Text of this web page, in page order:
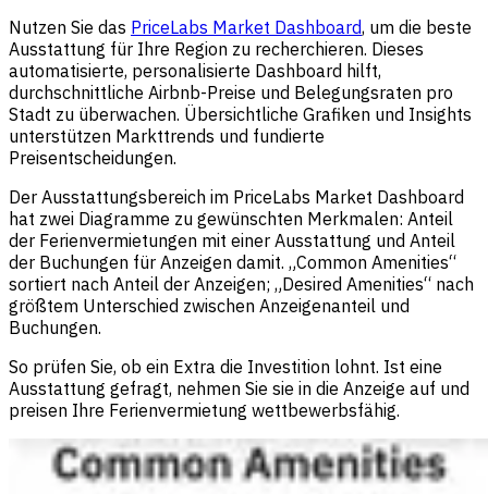
Nutzen Sie das PriceLabs Market Dashboard, um die beste
Ausstattung für Ihre Region zu recherchieren. Dieses
automatisierte, personalisierte Dashboard hilft,
durchschnittliche Airbnb-Preise und Belegungsraten pro
Stadt zu überwachen. Übersichtliche Grafiken und Insights
unterstützen Markttrends und fundierte
Preisentscheidungen.
Der Ausstattungsbereich im PriceLabs Market Dashboard
hat zwei Diagramme zu gewünschten Merkmalen: Anteil
der Ferienvermietungen mit einer Ausstattung und Anteil
der Buchungen für Anzeigen damit. „Common Amenities“
sortiert nach Anteil der Anzeigen; „Desired Amenities“ nach
größtem Unterschied zwischen Anzeigenanteil und
Buchungen.
So prüfen Sie, ob ein Extra die Investition lohnt. Ist eine
Ausstattung gefragt, nehmen Sie sie in die Anzeige auf und
preisen Ihre Ferienvermietung wettbewerbsfähig.